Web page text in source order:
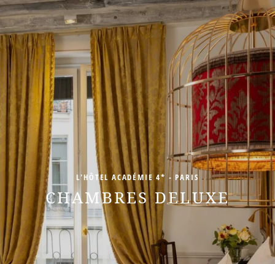
L'HÔTEL ACADÉMIE 4* - PARIS
CHAMBRES DELUXE